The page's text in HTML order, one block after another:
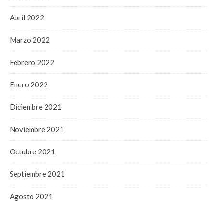
Abril 2022
Marzo 2022
Febrero 2022
Enero 2022
Diciembre 2021
Noviembre 2021
Octubre 2021
Septiembre 2021
Agosto 2021